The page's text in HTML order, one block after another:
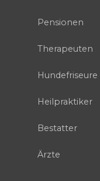
Pensionen
Therapeuten
Hundefriseure
Heilpraktiker
Bestatter
Ärzte